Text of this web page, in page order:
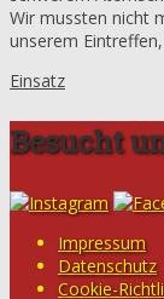
Wir mussten nicht
unserem
Einsatz
Besucht
Impressum
Datenschutz
Cookie-